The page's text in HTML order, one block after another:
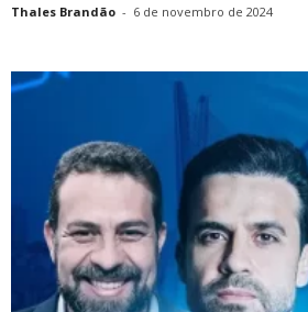
Thales Brandão - 6 de novembro de 2024